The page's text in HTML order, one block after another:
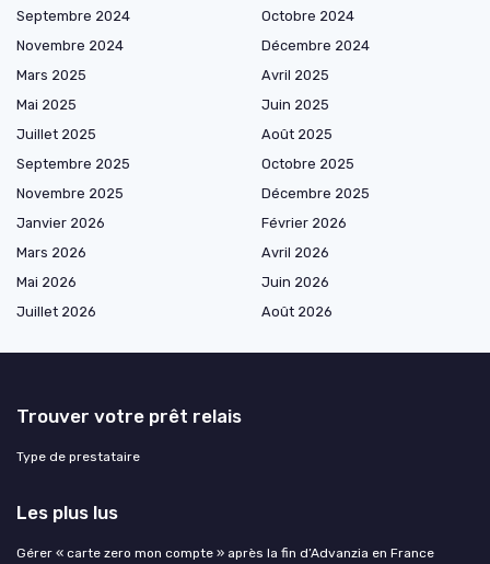
Septembre 2024
Octobre 2024
Novembre 2024
Décembre 2024
Mars 2025
Avril 2025
Mai 2025
Juin 2025
Juillet 2025
Août 2025
Septembre 2025
Octobre 2025
Novembre 2025
Décembre 2025
Janvier 2026
Février 2026
Mars 2026
Avril 2026
Mai 2026
Juin 2026
Juillet 2026
Août 2026
Trouver votre prêt relais
Type de prestataire
Les plus lus
Gérer « carte zero mon compte » après la fin d’Advanzia en France